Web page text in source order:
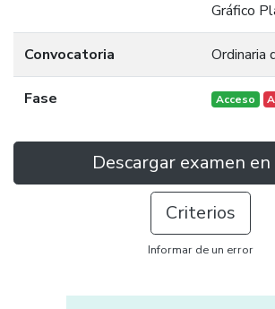
Gráfico
Convocatoria Ordinaria
Fase Acceso
Descargar examen en
Criterios
Informar de un error